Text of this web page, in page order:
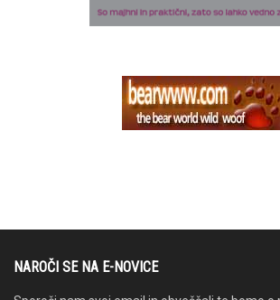
NAROČI SE NA E-NOVICE